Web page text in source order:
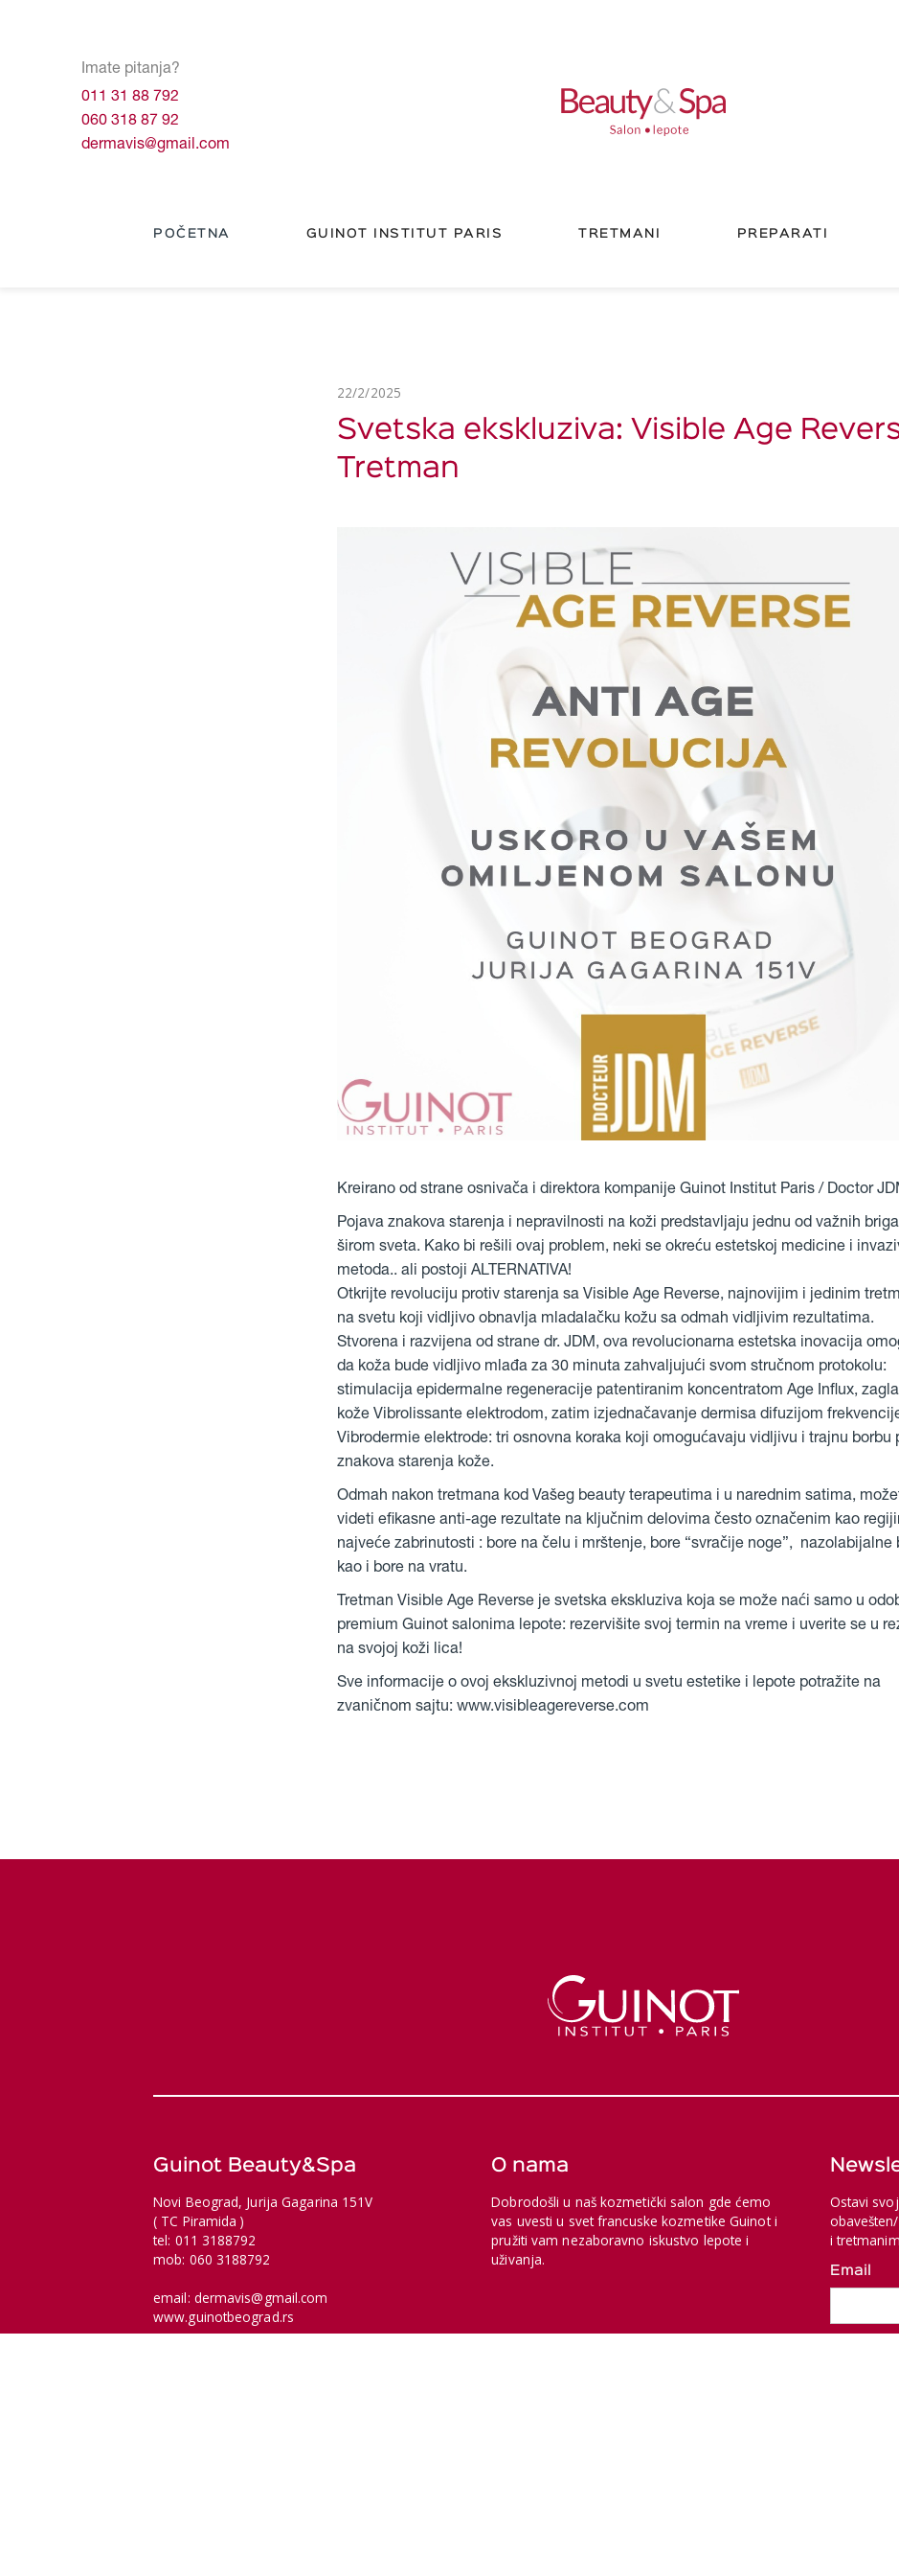
Imate pitanja?
011 31 88 792
060 318 87 92
dermavis@gmail.com
POČETNA GUINOT INSTITUT PARIS TRETMANI PREPARATI
22/2/2025
Svetska ekskluziva: Visible Age
Tretman
Kreirano od strane osnivača i direktora kompanije Guinot Institut Paris / Doctor
Pojava znakova starenja i nepravilnosti na koži predstavljaju jednu od važnih
širom sveta. Kako bi rešili ovaj problem, neki se okreću estetskoj medicine i
metoda.. ali postoji ALTERNATIVA!
Otkrijte revoluciju protiv starenja sa Visible Age Reverse, najnovijim i jedinim
na svetu koji vidljivo obnavlja mladalačku kožu sa odmah vidljivim rezultatima.
Stvorena i razvijena od strane dr. JDM, ova revolucionarna estetska inovacija
da koža bude vidljivo mlađa za 30 minuta zahvaljujući svom stručnom protokolu:
stimulacija epidermalne regeneracije patentiranim koncentratom Age Influx,
kože Vibrolissante elektrodom, zatim izjednačavanje dermisa difuzijom
Vibrodermie elektrode: tri osnovna koraka koji omogućavaju vidljivu i trajnu borbu
znakova starenja kože.
Odmah nakon tretmana kod Vašeg beauty terapeutima i u narednim satima,
videti efikasne anti-age rezultate na ključnim delovima često označenim kao
najveće zabrinutosti : bore na čelu i mrštenje, bore “svračije noge”, nazolabijalne
kao i bore na vratu.
Tretman Visible Age Reverse je svetska ekskluziva koja se može naći samo u
premium Guinot salonima lepote: rezervišite svoj termin na vreme i uverite se u
na svojoj koži lica!
Sve informacije o ovoj ekskluzivnoj metodi u svetu estetike i lepote potražite na
zvaničnom sajtu: www.visibleagereverse.com
Guinot Beauty&Spa
Novi Beograd, Jurija Gagarina 151V
( TC Piramida )
tel: 011 3188792
mob: 060 3188792
email: dermavis@gmail.com
www.guinotbeograd.rs
O nama
Dobrodošli u naš kozmetički salon gde ćemo
vas uvesti u svet francuske kozmetike Guinot i
pružiti vam nezaboravno iskustvo lepote i
uživanja.
Ostavi
i
Email